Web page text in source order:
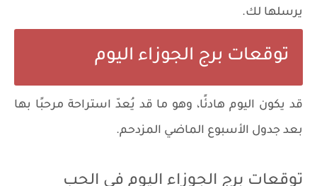
يرسلها لك.
توقعات برج الجوزاء اليوم
قد يكون اليوم هادئًا، وهو ما قد يُعدّ استراحة مرحبًا بها
بعد جدول الأسبوع الماضي المزدحم.
توقعات برج الجوزاء اليوم في الحب